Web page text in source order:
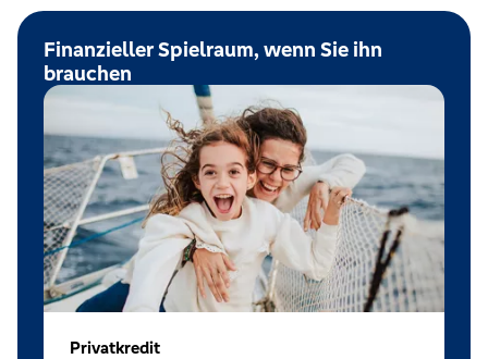
Finanzieller Spielraum, wenn Sie ihn
brauchen
Privatkredit